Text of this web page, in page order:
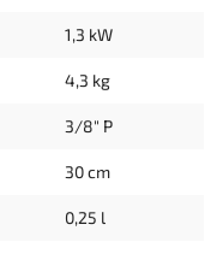
1,3 kW
4,3 kg
3/8" P
30 cm
0,25 l